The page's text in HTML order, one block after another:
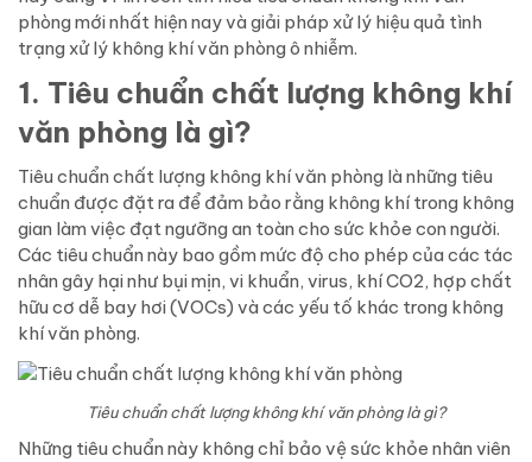
phòng mới nhất hiện nay và giải pháp xử lý hiệu quả tình
trạng xử lý không khí văn phòng ô nhiễm.
1. Tiêu chuẩn chất lượng không khí
văn phòng là gì?
Tiêu chuẩn chất lượng không khí văn phòng là những tiêu
chuẩn được đặt ra để đảm bảo rằng không khí trong không
gian làm việc đạt ngưỡng an toàn cho sức khỏe con người.
Các tiêu chuẩn này bao gồm mức độ cho phép của các tác
nhân gây hại như bụi mịn, vi khuẩn, virus, khí CO2, hợp chất
hữu cơ dễ bay hơi (VOCs) và các yếu tố khác trong không
khí văn phòng.
Tiêu chuẩn chất lượng không khí văn phòng là gì?
Những tiêu chuẩn này không chỉ bảo vệ sức khỏe nhân viên